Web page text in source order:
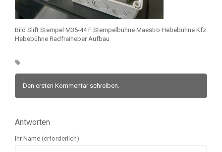
Bild Slift Stempel M35-44 F Stempelbühne Maestro Hebebühne Kfz
Hebebühne Radfreiheber Aufbau
Den ersten Kommentar schreiben.
Antworten
Ihr Name (erforderlich)